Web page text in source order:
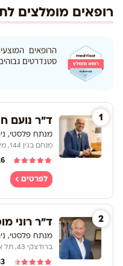
רופאים מומלצים
הרופאים
סטנדרטים
ד"ר נועם
מנתח פלסטי,
מנחם בגין 144, מידטאון, תל אביב
1
לפרטים
ד"ר רוני
מנתח פלסטי,
ברודצקי 43, תל אביב
2